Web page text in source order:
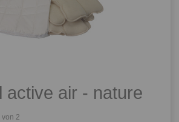
active air - nature
von 2